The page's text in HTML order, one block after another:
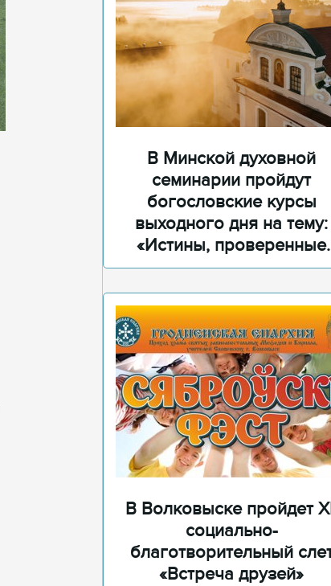
В Минской духовной
семинарии пройдут
богословские курсы
выходного дня на тему:
«Истины, проверенные
временем»
В Волковыске пройдет
социально-
благотворительный
«Встреча друзей»